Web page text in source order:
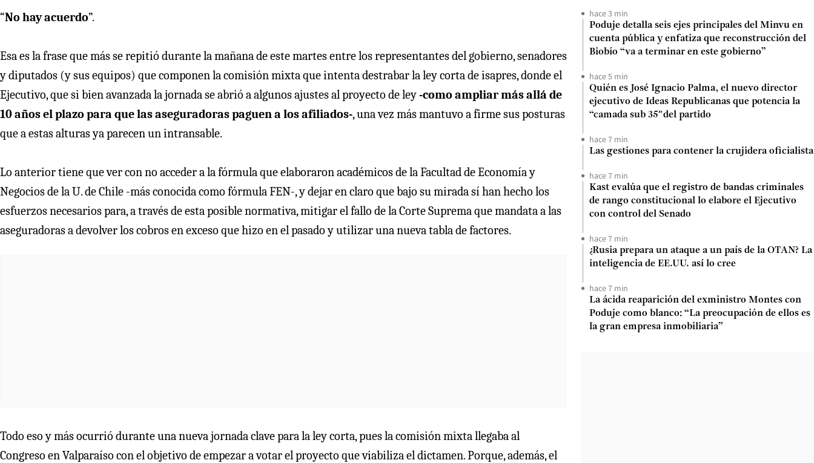
“No hay acuerdo”.
Esa es la frase que más se repitió durante la mañana de este martes entre los representantes del gobierno, senadores
y diputados (y sus equipos) que componen la comisión mixta que intenta destrabar la ley corta de isapres, donde el
Ejecutivo, que si bien avanzada la jornada se abrió a algunos ajustes al proyecto de ley-como ampliar más allá de
10 años el plazo para que las aseguradoras paguen a los afiliados-, una vez más mantuvo a firme sus posturas
que a estas alturas ya parecen un intransable.
Lo anterior tiene que ver con no acceder a la fórmula que elaboraron académicos de la Facultad de Economía y
Negocios de la U. de Chile -más conocida como fórmula FEN-, y dejar en claro que bajo su mirada sí han hecho los
esfuerzos necesarios para, a través de esta posible normativa, mitigar el fallo de la Corte Suprema que mandata a las
aseguradoras a devolver los cobros en exceso que hizo en el pasado y utilizar una nueva tabla de factores.
Todo eso y más ocurrió durante una nueva jornada clave para la ley corta, pues la comisión mixta llegaba al
Congreso en Valparaíso con el objetivo de empezar a votar el proyecto que viabiliza el dictamen. Porque, además, el
hace 3 min
Poduje detalla seis ejes principales del Minvu en
cuenta pública y enfatiza que reconstrucción del
Biobío “va a terminar en este gobierno”
hace 5 min
Quién es José Ignacio Palma, el nuevo director
ejecutivo de Ideas Republicanas que potencia la
“camada sub 35″del partido
hace 7 min
Las gestiones para contener la crujidera oficialista
hace 7 min
Kast evalúa que el registro de bandas criminales
de rango constitucional lo elabore el Ejecutivo
con control del Senado
hace 7 min
¿Rusia prepara un ataque a un país de la OTAN? La
inteligencia de EE.UU. así lo cree
hace 7 min
La ácida reaparición del exministro Montes con
Poduje como blanco: “La preocupación de ellos es
la gran empresa inmobiliaria”